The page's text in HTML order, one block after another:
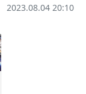
2023.08.04 20:10